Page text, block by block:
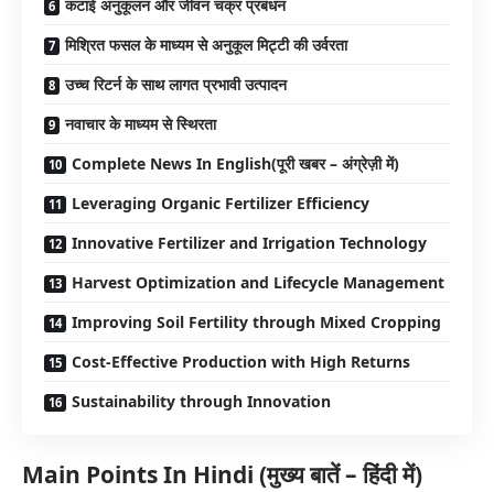
कटाई अनुकूलन और जीवन चक्र प्रबंधन
मिश्रित फसल के माध्यम से अनुकूल मिट्टी की उर्वरता
उच्च रिटर्न के साथ लागत प्रभावी उत्पादन
नवाचार के माध्यम से स्थिरता
Complete News In English(पूरी खबर – अंग्रेज़ी में)
Leveraging Organic Fertilizer Efficiency
Innovative Fertilizer and Irrigation Technology
Harvest Optimization and Lifecycle Management
Improving Soil Fertility through Mixed Cropping
Cost-Effective Production with High Returns
Sustainability through Innovation
Main Points In Hindi (मुख्य बातें – हिंदी में)